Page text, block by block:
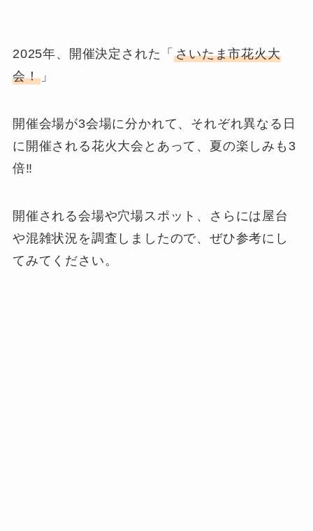
2025年、開催決定された「さいたま市花火大
会！」
開催会場が3会場に分かれて、それぞれ異なる日
に開催される花火大会とあって、夏の楽しみも3
倍‼
開催される会場や穴場スポット、さらには屋台
や混雑状況を調査しましたので、ぜひ参考にし
てみてください。